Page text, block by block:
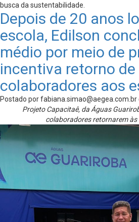
busca da sustentabilidade.
Depois de 20 anos
escola, Edilson
médio por meio de
incentiva retorno de
colaboradores aos
Postado porfabiana.simao@aegea.com.br
Projeto Capacitaê, da Águas
colaboradores retornarem às